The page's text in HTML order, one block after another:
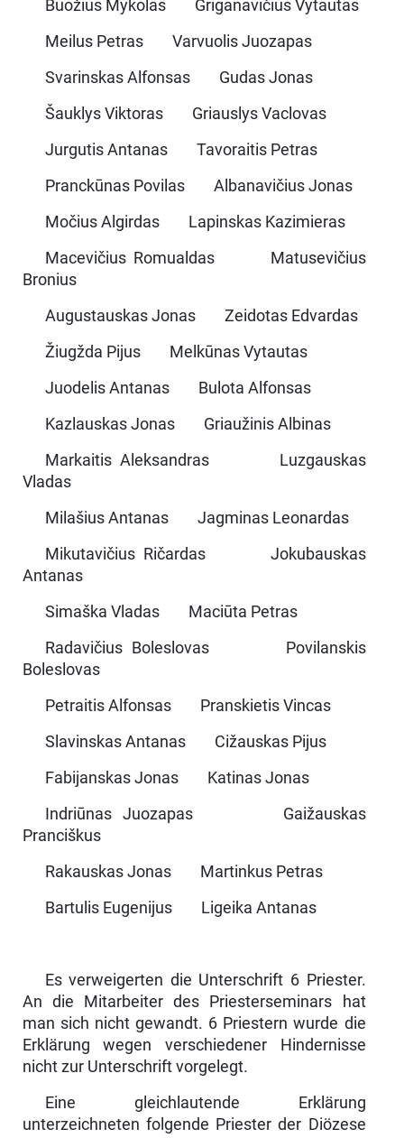
Buožius Mykolas Griganavičius Vytautas
Meilus Petras Varvuolis Juozapas
Svarinskas Alfonsas Gudas Jonas
Šauklys Viktoras Griauslys Vaclovas
Jurgutis Antanas Tavoraitis Petras
Pranckūnas Povilas Albanavičius Jonas
Močius Algirdas Lapinskas Kazimieras
Macevičius Romualdas Matusevičius
Bronius
Augustauskas Jonas Zeidotas Edvardas
Žiugžda Pijus Melkūnas Vytautas
Juodelis Antanas Bulota Alfonsas
Kazlauskas Jonas Griaužinis Albinas
Markaitis Aleksandras Luzgauskas
Vladas
Milašius Antanas Jagminas Leonardas
Mikutavičius Ričardas Jokubauskas
Antanas
Simaška Vladas Maciūta Petras
Radavičius Boleslovas Povilanskis
Boleslovas
Petraitis Alfonsas Pranskietis Vincas
Slavinskas Antanas Cižauskas Pijus
Fabijanskas Jonas Katinas Jonas
Indriūnas Juozapas Gaižauskas
Pranciškus
Rakauskas Jonas Martinkus Petras
Bartulis Eugenijus Ligeika Antanas
Es verweigerten die Unterschrift 6 Priester.
An die Mitarbeiter des Priester­seminars hat
man sich nicht gewandt. 6 Priestern wurde die
Erklärung wegen verschiedener Hindernisse
nicht zur Unterschrift vorgelegt.
Eine gleichlautende Erklärung
unterzeichneten folgende Priester der Diözese